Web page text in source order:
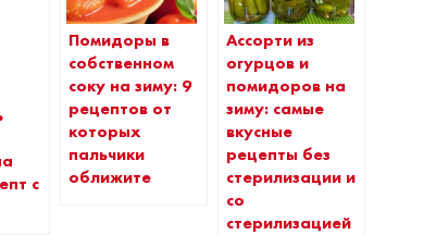
с
Помидоры в
собственном
соку на зиму: 9
рецептов от
которых
пальчики
оближите
Ассорти из
огурцов и
помидоров на
зиму: самые
вкусные
рецепты без
стерилизации и
со
стерилизацией